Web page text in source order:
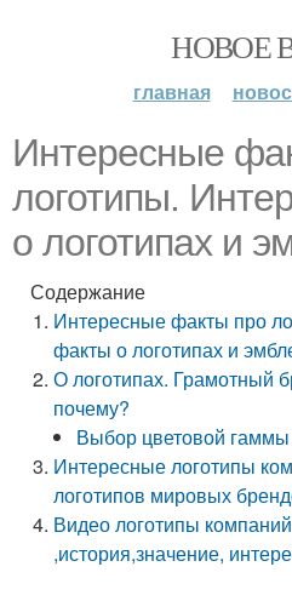
НОВОЕ
главная
Интересные
логотипы.
о логотипах и
Содержание
Интересные факты про
факты о логотипах и
О логотипах. Грамотный
почему?
Выбор цветовой гаммы
Интересные логотипы
логотипов мировых
Видео логотипы
,история,значение,